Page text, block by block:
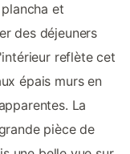
et
des déjeuners
reflète cet
épais murs en
La
pièce de